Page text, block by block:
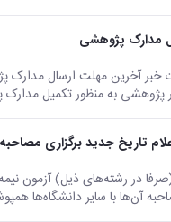
مدارک پژوهشی
پژوهشی به منظور تکمیل
آن‌ها با سایر دانشگاه‌ها